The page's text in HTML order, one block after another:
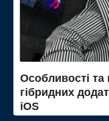
Особливості та
гібридних
iOS